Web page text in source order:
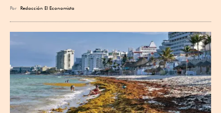
Por Redacción El Economista